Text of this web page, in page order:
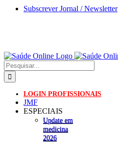
Skip
Subscrever Jornal / Newsletter
Pesquisar
LOGIN PROFISSIONAIS
JMF
ESPECIAIS
Update em
medicina
2026